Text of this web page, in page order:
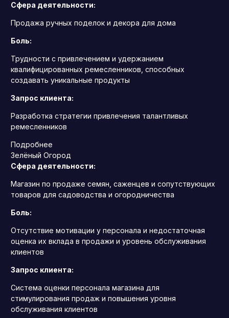
Сфера деятельности:
Продажа ручных поделок и декора для дома
Боль:
Трудности с привлечением и удержанием
квалифицированных ремесленников, способных
создавать уникальные продукты
Запрос клиента:
Разработка стратегии привлечения талантливых
ремесленников
Подробнее
Зелёный Огород
Сфера деятельности:
Магазин по продаже семян, саженцев и сопутствующих
товаров для садоводства и огородничества
Боль:
Отсутствие мотивации у персонала и недостаточная
оценка их вклада в продажи и уровень обслуживания
клиентов
Запрос клиента:
Система оценки персонала магазина для
стимулирования продаж и повышения уровня
обслуживания клиентов